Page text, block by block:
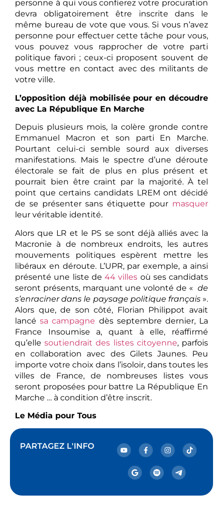
personne à qui vous confierez votre procuration
devra obligatoirement être inscrite dans le
même bureau de vote que vous. Si vous n’avez
personne pour effectuer cette tâche pour vous,
vous pouvez vous rapprocher de votre parti
politique favori ; ceux-ci proposent souvent de
vous mettre en contact avec des militants de
votre ville.
L’opposition déjà mobilisée pour en découdre
avec La République En Marche
Depuis plusieurs mois, la colère gronde contre
Emmanuel Macron et son parti En Marche.
Pourtant celui-ci semble sourd aux diverses
manifestations. Mais le spectre d’une déroute
électorale se fait de plus en plus présent et
pourrait bien être craint par la majorité. À tel
point que certains candidats LREM ont décidé
de se présenter sans étiquette pour masquer
leur véritable identité.
Alors que LR et le PS se sont déjà alliés avec la
Macronie à de nombreux endroits, les autres
mouvements politiques espèrent mettre les
libéraux en déroute. L’UPR, par exemple, a ainsi
présenté une liste de 44 villes où ses candidats
seront présents, marquant une volonté de « de
s’enraciner dans le paysage politique français ».
Alors que, de son côté, Florian Philippot avait
lancésa campagne dès septembre dernier, La
France Insoumise a, quant à elle, réaffirmé
qu’ellesoutiendrait des listes citoyenne, parfois
en collaboration avec des Gilets Jaunes. Peu
importe votre choix dans l’isoloir, dans toutes les
villes de France, de nombreuses listes vous
seront proposées pour battre La République En
Marche … à condition d’être inscrit.
Le Média pour Tous
PARTAGEZ L'INFO